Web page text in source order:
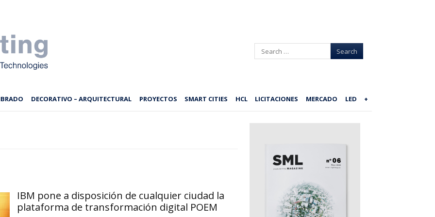
Search
DECORATIVO – ARQUITECTURAL PROYECTOS SMART CITIES HCL LICITACIONES MERCADO LED +
IBM pone a disposición de cualquier ciudad la
plataforma de transformación digital POEM